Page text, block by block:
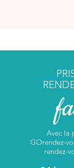
Avec la
GOrendez-
rendez-